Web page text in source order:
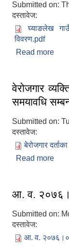
Submitted on:
दस्तावेज:
घ्याङलेख
विवरण.pdf
Read more
वेरोजगार
समयावधि
Submitted on:
दस्तावेज:
बेरोजगार
Read more
आ. व.
Submitted on:
दस्तावेज:
आ. व.